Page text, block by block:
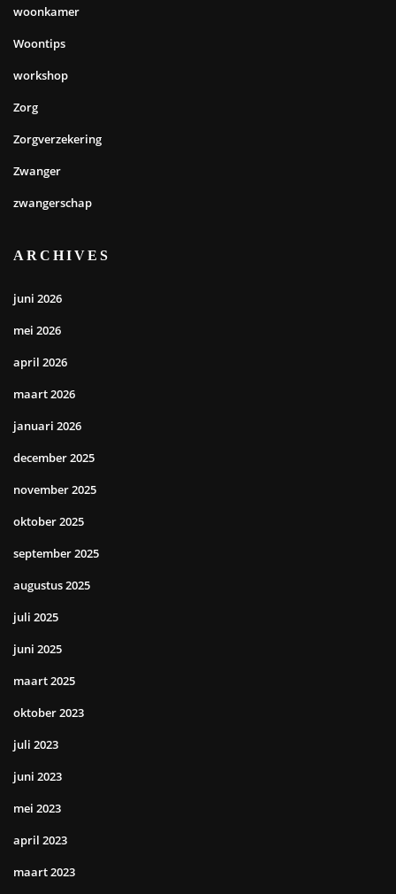
woonkamer
Woontips
workshop
Zorg
Zorgverzekering
Zwanger
zwangerschap
ARCHIVES
juni 2026
mei 2026
april 2026
maart 2026
januari 2026
december 2025
november 2025
oktober 2025
september 2025
augustus 2025
juli 2025
juni 2025
maart 2025
oktober 2023
juli 2023
juni 2023
mei 2023
april 2023
maart 2023